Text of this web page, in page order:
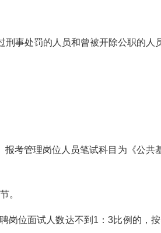
事处罚的人员和曾被开除公职的人
考管理岗位人员笔试科目为《公共
。
岗位面试人数达不到1：3比例的，